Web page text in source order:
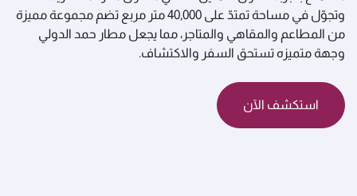
وتجوّل في مساحة تمتدّ على 40,000 متر مربع تضم مجموعة مميزة
من المطاعم والمقاهي والمتاجر، مما يجعل مطار حمد الدولي
وجهة متميزه تستحق السفر والاكتشاف.
استكشف الآن